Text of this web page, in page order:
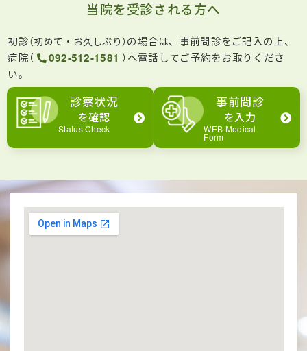
当院を受診される方へ
初診（初めて・お久しぶり） の場合は、事前問診をご記入の上、
病院（
092-512-1581 ）へ電話してご予約をお取りくださ
い。
診察状況
を確認
Status Check
事前問診
を入力
WEB Medical
Form